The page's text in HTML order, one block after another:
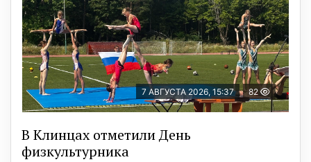
7 АВГУСТА 2026, 15:37 82
В Клинцах отметили День
физкультурника